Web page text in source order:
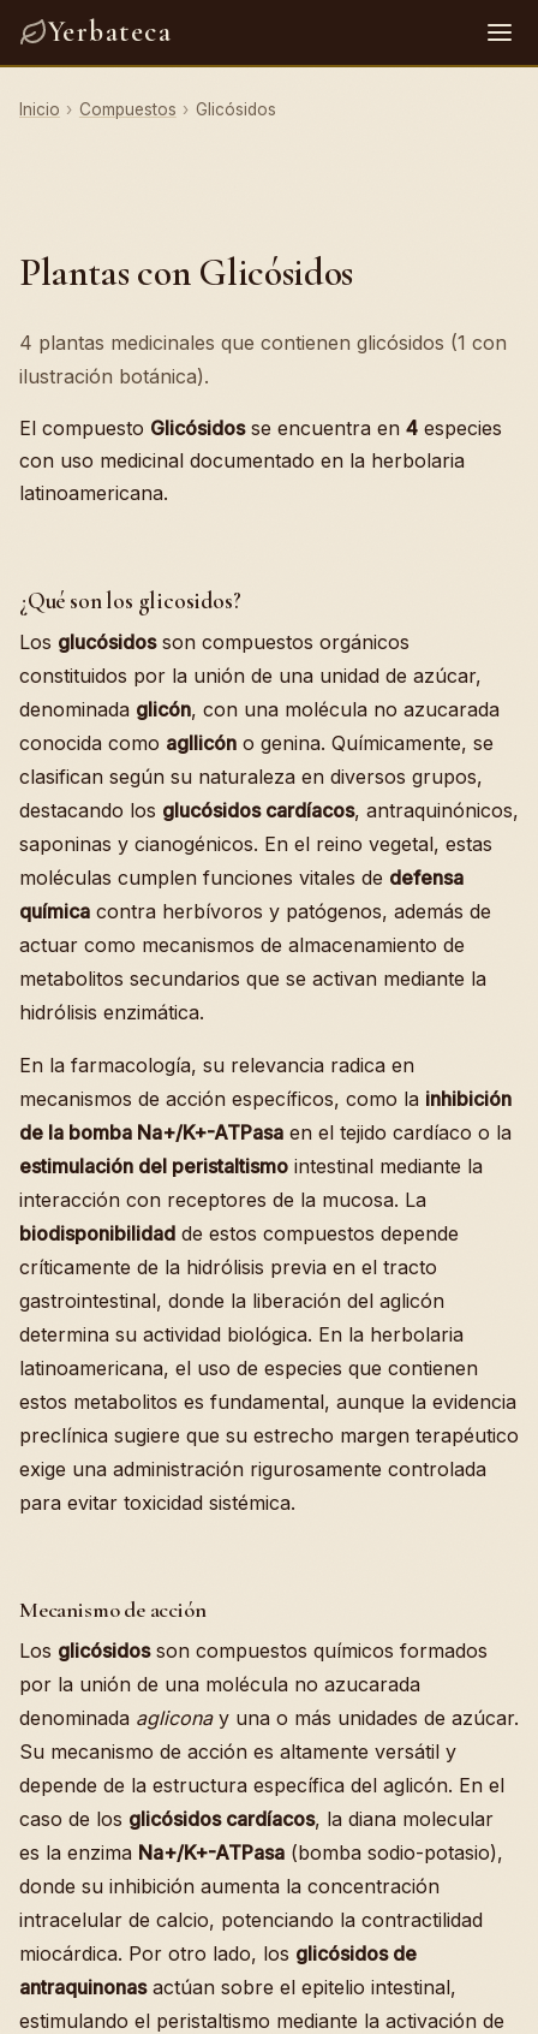
Yerbateca
Inicio › Compuestos › Glicósidos
Plantas con Glicósidos
4 plantas medicinales que contienen glicósidos (1 con
ilustración botánica).
El compuesto Glicósidosse encuentra en 4 especies
con uso medicinal documentado en la herbolaria
latinoamericana.
¿Qué son los glicosidos?
Los glucósidosson compuestos orgánicos
constituidos por la unión de una unidad de azúcar,
denominada glicón, con una molécula no azucarada
conocida como agllicón o genina. Químicamente, se
clasifican según su naturaleza en diversos grupos,
destacando los glucósidos cardíacos, antraquinónicos,
saponinas y cianogénicos. En el reino vegetal, estas
moléculas cumplen funciones vitales de defensa
química contra herbívoros y patógenos, además de
actuar como mecanismos de almacenamiento de
metabolitos secundarios que se activan mediante la
hidrólisis enzimática.
En la farmacología, su relevancia radica en
mecanismos de acción específicos, como la inhibición
de la bomba Na+/K+-ATPasa en el tejido cardíaco o la
estimulación del peristaltismo intestinal mediante la
interacción con receptores de la mucosa. La
biodisponibilidad de estos compuestos depende
críticamente de la hidrólisis previa en el tracto
gastrointestinal, donde la liberación del aglicón
determina su actividad biológica. En la herbolaria
latinoamericana, el uso de especies que contienen
estos metabolitos es fundamental, aunque la evidencia
preclínica sugiere que su estrecho margen terapéutico
exige una administración rigurosamente controlada
para evitar toxicidad sistémica.
Mecanismo de acción
Los glicósidosson compuestos químicos formados
por la unión de una molécula no azucarada
denominada agliconay una o más unidades de azúcar.
Su mecanismo de acción es altamente versátil y
depende de la estructura específica del aglicón. En el
caso de los glicósidos cardíacos, la diana molecular
es la enzima Na+/K+-ATPasa (bomba sodio-potasio),
donde su inhibición aumenta la concentración
intracelular de calcio, potenciando la contractilidad
miocárdica. Por otro lado, los glicósidos de
antraquinonasactúan sobre el epitelio intestinal,
estimulando el peristaltismo mediante la activación de